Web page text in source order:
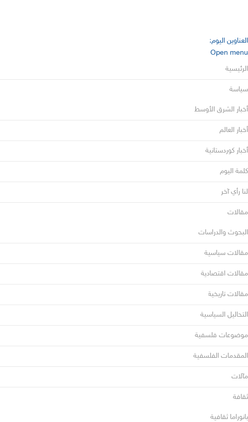
العناوين اليوم:
Open menu
الرئيسية
سياسة
أخبار الشرق الأوسط
أخبار العالم
أخبار كوردستانية
كلمة اليوم
لنا رأي آخر
مقالات
البحوث والدراسات
مقالات سياسية
مقالات اقتصادية
مقالات تاريخية
التحاليل السياسية
موضوعات فلسفية
المقدمات الفلسفية
مآلات
ثقافة
بانوراما ثقافية